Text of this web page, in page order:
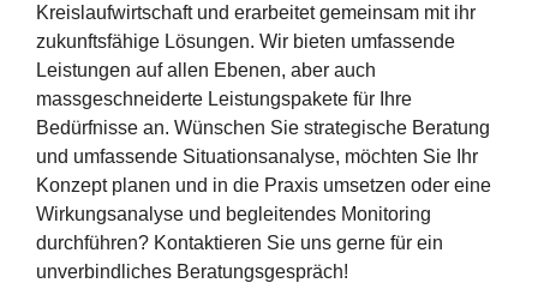
Kreislaufwirtschaft und erarbeitet gemeinsam mit ihr
zukunftsfähige Lösungen. Wir bieten umfassende
Leistungen auf allen Ebenen, aber auch
massgeschneiderte Leistungspakete für Ihre
Bedürfnisse an. Wünschen Sie strategische Beratung
und umfassende Situationsanalyse, möchten Sie Ihr
Konzept planen und in die Praxis umsetzen oder eine
Wirkungsanalyse und begleitendes Monitoring
durchführen? Kontaktieren Sie uns gerne für ein
unverbindliches Beratungsgespräch!